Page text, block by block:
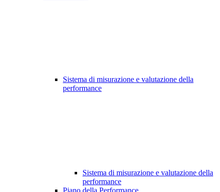
Sistema di misurazione e valutazione della
performance
Sistema di misurazione e valutazione della
performance